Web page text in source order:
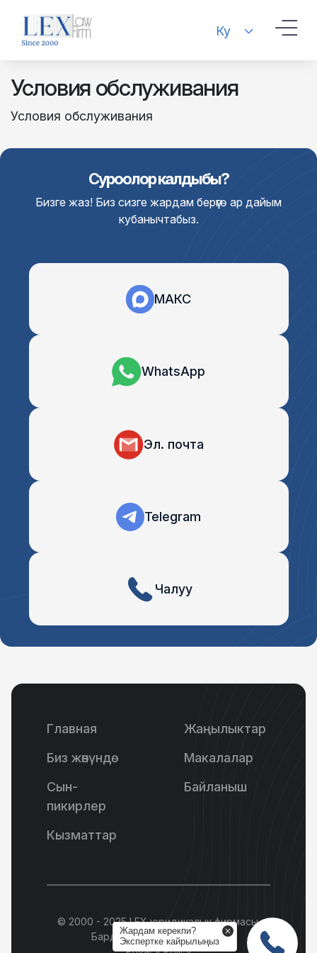
Ку
Условия обслуживания
Условия обслуживания
Суроолор калдыбы?
Бизге жаз! Биз сизге жардам берүүгө ар дайым
кубанычтабыз.
WhatsApp
Эл. почта
Telegram
Чалуу
МАКС
Жардам керекпи?
Экспертке кайрылыңыз
Главная
Биз жөнүндө
Сын-
пикирлер
Кызматтар
Жаңылыктар
Макалалар
Байланыш
© 2000 - 2025 LEX юридикалык фирмасы.
Бардык укуктар корголгон.